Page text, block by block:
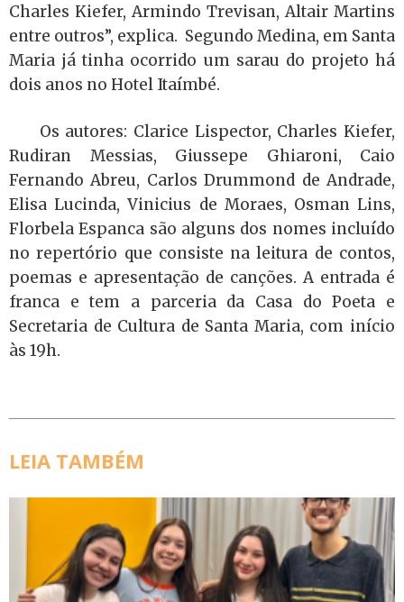
Charles Kiefer, Armindo Trevisan, Altair Martins
entre outros”, explica. Segundo Medina, em Santa
Maria já tinha ocorrido um sarau do projeto há
dois anos no Hotel Itaímbé.
Os autores: Clarice Lispector, Charles Kiefer,
Rudiran Messias, Giussepe Ghiaroni, Caio
Fernando Abreu, Carlos Drummond de Andrade,
Elisa Lucinda, Vinicius de Moraes, Osman Lins,
Florbela Espanca são alguns dos nomes incluído
no repertório que consiste na leitura de contos,
poemas e apresentação de canções. A entrada é
franca e tem a parceria da Casa do Poeta e
Secretaria de Cultura de Santa Maria, com início
às 19h.
LEIA TAMBÉM